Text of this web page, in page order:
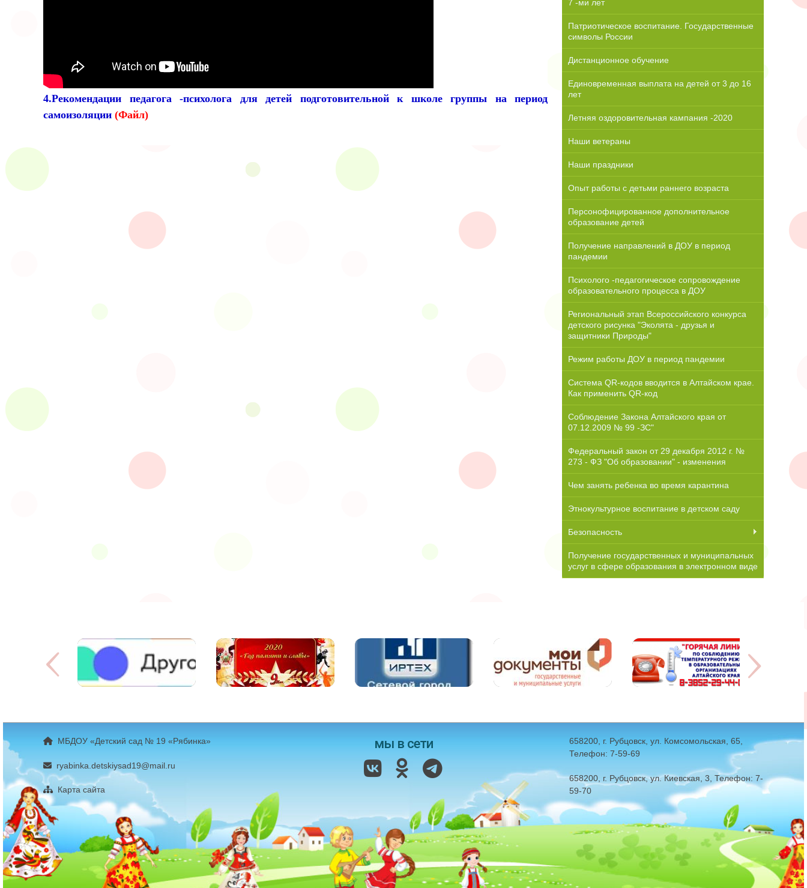
7 -ми лет
Патриотическое воспитание. Государственные
символы России
Дистанционное обучение
Единовременная выплата на детей от 3 до 16
лет
Летняя оздоровительная кампания -2020
Наши ветераны
Наши праздники
Опыт работы с детьми раннего возраста
Персонофицированное дополнительное
образование детей
Получение направлений в ДОУ в период
пандемии
Психолого -педагогическое сопровождение
образовательного процесса в ДОУ
Региональный этап Всероссийского конкурса
детского рисунка "Эколята - друзья и
защитники Природы"
Режим работы ДОУ в период пандемии
Система QR-кодов вводится в Алтайском крае.
Как применить QR-код
Соблюдение Закона Алтайского края от
07.12.2009 № 99 -ЗС"
Федеральный закон от 29 декабря 2012 г. №
273 - ФЗ "Об образовании" - изменения
Чем занять ребенка во время карантина
Этнокультурное воспитание в детском саду
Безопасность
Получение государственных и муниципальных
услуг в сфере образования в электронном виде
4.Рекомендации педагога -психолога для детей подготовительной к школе группы на период
самоизоляции (Файл)
МБДОУ «Детский сад № 19 «Рябинка»
ryabinka.detskiysad19@mail.ru
Карта сайта
мы в сети
658200, г. Рубцовск, ул. Комсомольская, 65,
Телефон: 7-59-69
658200, г. Рубцовск, ул. Киевская, 3, Телефон: 7-
59-70